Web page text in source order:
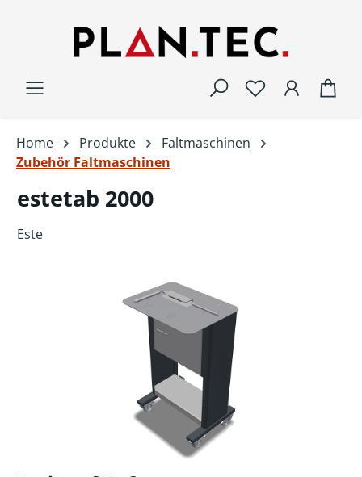
Home Produkte
Faltmaschinen
Zubehör Faltmaschinen
estetab 2000
Este
Bildergalerie überspringen